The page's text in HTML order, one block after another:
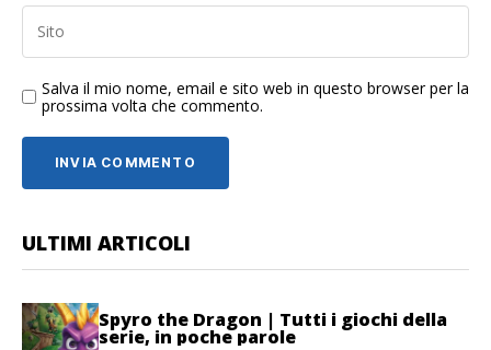
Salva il mio nome, email e sito web in questo browser per la
prossima volta che commento.
ULTIMI ARTICOLI
Spyro the Dragon | Tutti i giochi della
serie, in poche parole